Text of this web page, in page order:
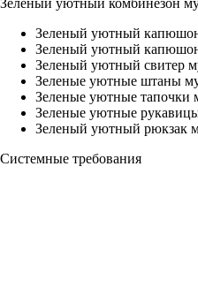
Зеленый уютный капюшон
Зеленый уютный капюшон
Зеленый уютный свитер
Зеленые уютные штаны
Зеленые уютные тапочки
Зеленые уютные
Зеленый уютный рюкзак
Системные требования